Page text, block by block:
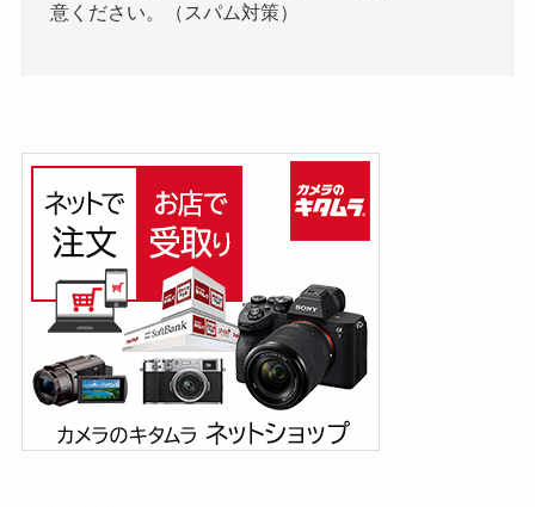
意ください。（スパム対策）